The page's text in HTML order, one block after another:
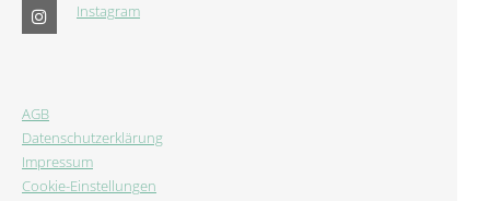
Instagram
AGB
Datenschutzerklärung
Impressum
Cookie-Einstellungen